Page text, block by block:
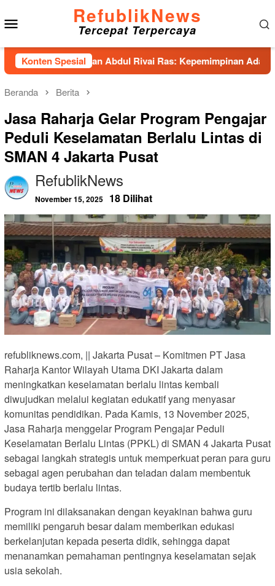
ke
konten
RefublikNews
Tercepat Terpercaya
Konten Spesial
Hadirkan Abdul Rivai Ras: Kepemimpinan Adalah Talenta
Beranda Berita
Jasa Raharja Gelar Program Pengajar
Peduli Keselamatan Berlalu Lintas di
SMAN 4 Jakarta Pusat
RefublikNews
November 15, 2025 18 Dilihat
refubliknews.com, || Jakarta Pusat – Komitmen PT Jasa
Raharja Kantor Wilayah Utama DKI Jakarta dalam
meningkatkan keselamatan berlalu lintas kembali
diwujudkan melalui kegiatan edukatif yang menyasar
komunitas pendidikan. Pada Kamis, 13 November 2025,
Jasa Raharja menggelar Program Pengajar Peduli
Keselamatan Berlalu Lintas (PPKL) di SMAN 4 Jakarta Pusat
sebagai langkah strategis untuk memperkuat peran para guru
sebagai agen perubahan dan teladan dalam membentuk
budaya tertib berlalu lintas.
Program ini dilaksanakan dengan keyakinan bahwa guru
memiliki pengaruh besar dalam memberikan edukasi
berkelanjutan kepada peserta didik, sehingga dapat
menanamkan pemahaman pentingnya keselamatan sejak
usia sekolah.